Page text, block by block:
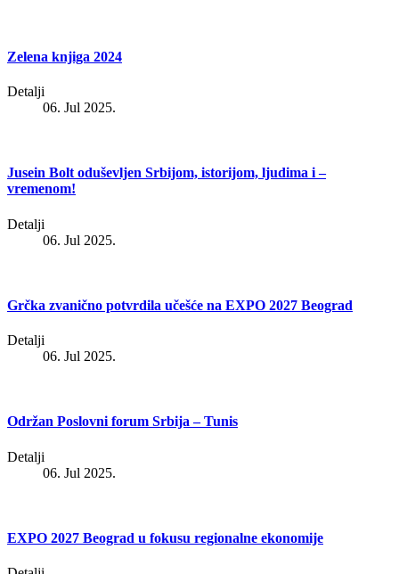
Zelena knjiga 2024
Detalji
06. Jul 2025.
Jusein Bolt oduševljen Srbijom, istorijom, ljudima i –
vremenom!
Detalji
06. Jul 2025.
Grčka zvanično potvrdila učešće na EXPO 2027 Beograd
Detalji
06. Jul 2025.
Održan Poslovni forum Srbija – Tunis
Detalji
06. Jul 2025.
EXPO 2027 Beograd u fokusu regionalne ekonomije